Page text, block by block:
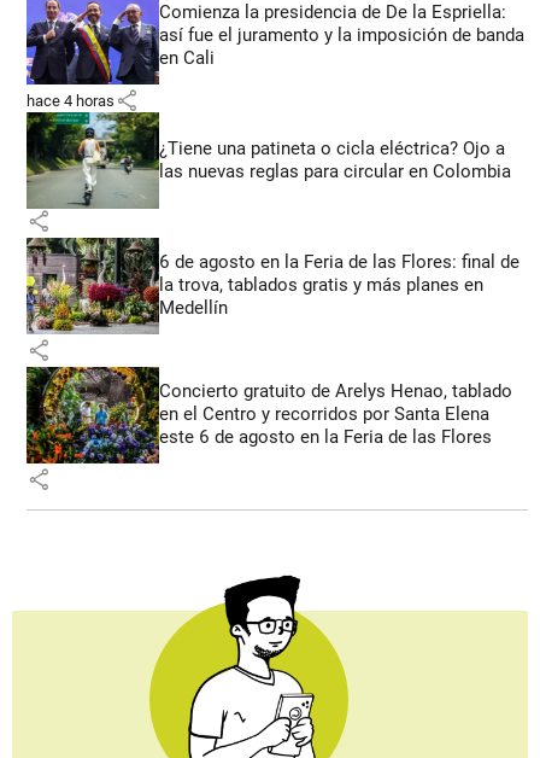
Comienza la presidencia de De la Espriella:
así fue el juramento y la imposición de banda
en Cali
hace 4 horas share
¿Tiene una patineta o cicla eléctrica? Ojo a
las nuevas reglas para circular en Colombia
share
6 de agosto en la Feria de las Flores: final de
la trova, tablados gratis y más planes en
Medellín
share
Concierto gratuito de Arelys Henao, tablado
en el Centro y recorridos por Santa Elena
este 6 de agosto en la Feria de las Flores
share